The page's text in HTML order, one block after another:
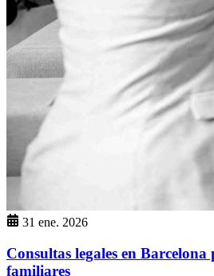
31 ene. 2026
Consultas legales en Barcelona
familiares